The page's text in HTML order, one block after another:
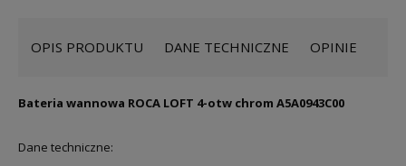
OPIS PRODUKTU DANE TECHNICZNE OPINIE
Bateria wannowa ROCA LOFT 4-otw chrom A5A0943C00
Dane techniczne: